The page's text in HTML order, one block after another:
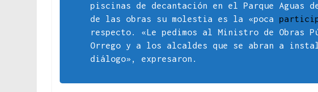
piscinas de decantación en el Parque Aguas
de las obras su molestia es la «poca
respecto. «Le pedimos al Ministro de Obras
Orrego y a los alcaldes que se abran a
diálogo», expresaron.